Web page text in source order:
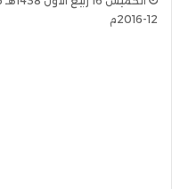
12-2016م